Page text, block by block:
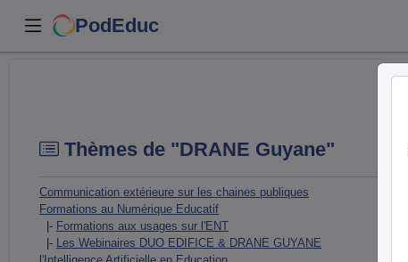
PodEduc
Thèmes de "DRANE Guyane"
Communication extérieure sur les chaines publiques
Formations au Numérique Educatif
|- Formations aux usages sur l'ENT
|- Les Webinaires DUO EDIFICE & DRANE GUYANE